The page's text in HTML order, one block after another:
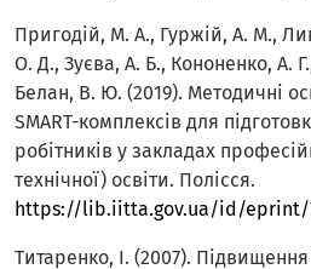
Пригодій, М. А., Гуржій, А. М.,
О. Д., Зуєва, А. Б., Кононенко, А.
Белан, В. Ю. (2019). Методичні
SMART-комплексів для
робітників у закладах
технічної) освіти. Полісся.
https://lib.iitta.gov.ua/id/eprint/
Титаренко, І. (2007).